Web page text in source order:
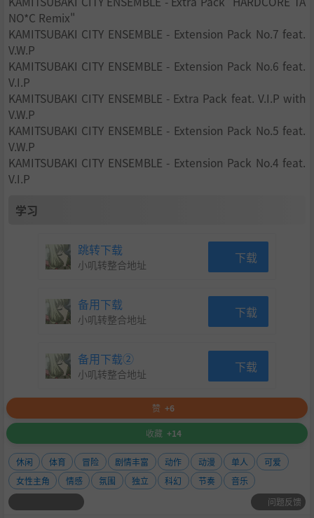
NO*C Remix"
KAMITSUBAKI CITY ENSEMBLE - Extension Pack No.7 feat.
V.W.P
KAMITSUBAKI CITY ENSEMBLE - Extension Pack No.6 feat.
V.I.P
KAMITSUBAKI CITY ENSEMBLE - Extra Pack feat. V.I.P with
V.W.P
KAMITSUBAKI CITY ENSEMBLE - Extension Pack No.5 feat.
V.W.P
KAMITSUBAKI CITY ENSEMBLE - Extension Pack No.4 feat.
V.I.P
学习
跳转下载
小叽转整合地址 下载
备用下载
小叽转整合地址 下载
备用下载②
小叽转整合地址 下载
赞 +6
收藏 +14
休闲 体育 冒险 剧情丰富 动作 动漫 单人
可爱
女性主角
情感 氛围 独立 科幻 节奏
音乐
问题反馈